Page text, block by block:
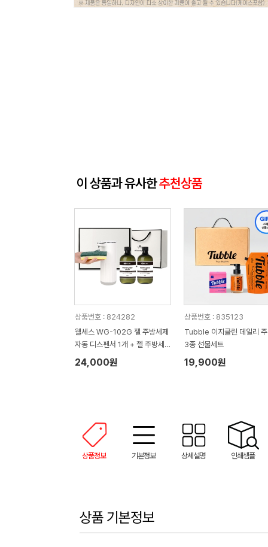
이 상품과 유사한추천상품
상품번호 : 824282
웰세스 WG-102G 젤 주방세제
자동 디스펜서 1개 + 젤 주방세
제 리필 2개 (500ml)
24,000원
상품번호 : 835123
Tubble 이지클린 데일리
3종 선물세트
19,900원
상품정보 기본정보 상세설명 인쇄샘플
상품 기본정보